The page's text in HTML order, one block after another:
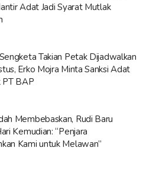
Adat Jadi Syarat Mutlak
Takian Petak Dijadwalkan
Erko Mojra Minta Sanksi Adat
PT BAP
Membebaskan, Rudi Baru
Kemudian: “Penjara
Kami untuk Melawan”